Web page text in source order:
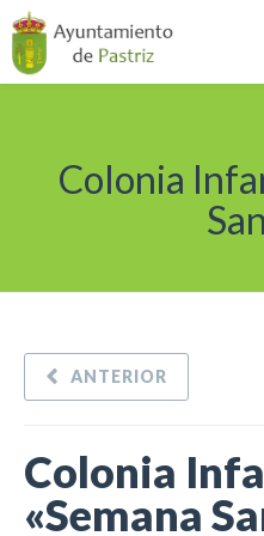
Colonia
ANTERIOR
Colonia
«Semana